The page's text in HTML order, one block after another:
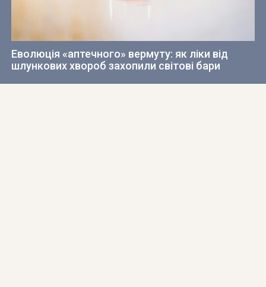
Еволюція «аптечного» вермуту: як ліки від
шлункових хвороб захопили світові бари